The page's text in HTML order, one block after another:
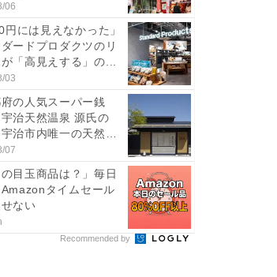
06
円には見えなかった」
ードプロダクツのリ
が「高見えする」の...
03
府の人気スーパー銭
治天然温泉 源氏の
治市内唯一の天然温
07
の目玉商品は？」毎日
タイムセール
ない
Recommended by